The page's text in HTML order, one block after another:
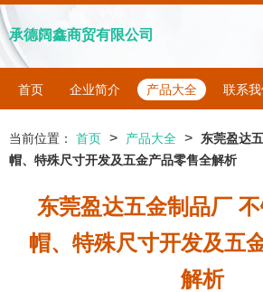
承德阔鑫商贸有限公司
首页 企业简介 产品大全 联系我
当前位置： 首页 > 产品大全 >
东莞盈达
帽、特殊尺寸开发及五金产品零售全解析
东莞盈达五金制品厂
帽、特殊尺寸开发及五
解析